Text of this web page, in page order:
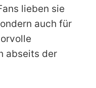
lieben sie
auch für
abseits der